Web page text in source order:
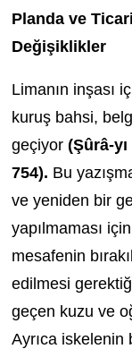
Planda ve
Değişiklikler
Limanın inşası
kuruş bahsi,
geçiyor (Şûrâ-
754). Bu
ve yeniden bir
yapılmaması
mesafenin
edilmesi
geçen kuzu ve
Ayrıca iskelenin